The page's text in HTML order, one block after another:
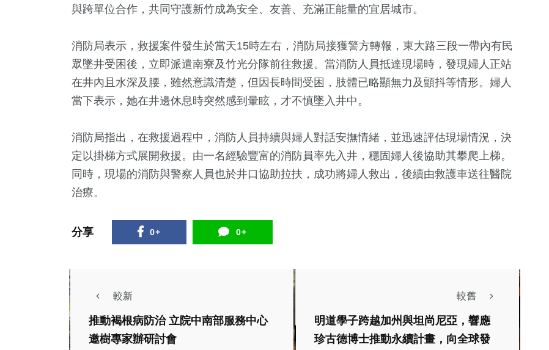
與跨單位合作，共同守護新竹成為安全、友善、充滿正能量的宜居城市。
消防局表示，救援案件發生於當天15時左右，消防局接獲警方轉報，東大路三段一帶內有民
眾墜井受困後，立即派遣南寮及竹光分隊前往救援。當消防人員抵達現場時，發現婦人正站
在井內且水深及腰，雖然意識清楚，但因長時間受困，肢體已略顯無力及顫抖等情形。婦人
當下表示，她在井邊休息時突然感到暈眩，才不慎墜入井中。
消防局指出，在救援過程中，消防人員持續與婦人對話安撫情緒，並迅速評估現場情況，決
定以掛梯方式展開救援。由一名經驗豐富的消防員率先入井，穩固婦人後協助其攀爬上梯。
同時，現場的消防與警察人員也於井口協助拉扶，成功將婦人救出，後續由救護車送往醫院
治療。
分享 0+ 0+
較新
推動褐根病防治 立院中南部服務中心
邀樹專家辦研討會
較舊
明道學子跨越加州與坦尚尼亞，響應
珍古德博士推動永續計畫，向全球發
642+
生活
196
財經及消費
演唱會 健康及醫療
26+
影視
1+
兩岸佛教文化交
流專區
136+
熱門
271+
綜合
161
綜藝 海峽論壇專區
兩岸道教文化交
流專區